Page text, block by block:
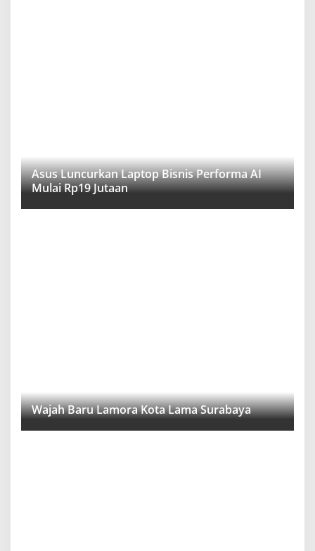
Asus Luncurkan Laptop Bisnis Performa AI
Mulai Rp19 Jutaan
Wajah Baru Lamora Kota Lama Surabaya